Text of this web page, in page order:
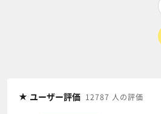
ユーザー評価 12787 人の評価